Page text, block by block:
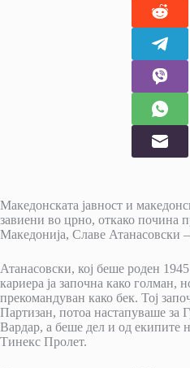
Македонската јавност и
завиени во црно, откако почина
Македонија, Славе Атанасовски
Атанасовски, кој беше роден 1945
кариера ја започна како голман,
прекомандуван како бек. Тој
Партизан, потоа настапуваше за
Вардар, а беше дел и од екипите
Тинекс Пролет.